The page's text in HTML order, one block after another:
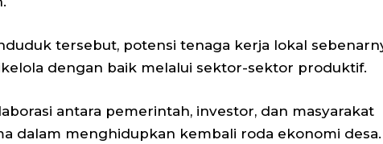
tersebut, potensi tenaga kerja lokal
dengan baik melalui sektor-sektor produktif.
antara pemerintah, investor, dan masyarakat
dalam menghidupkan kembali roda ekonomi desa.